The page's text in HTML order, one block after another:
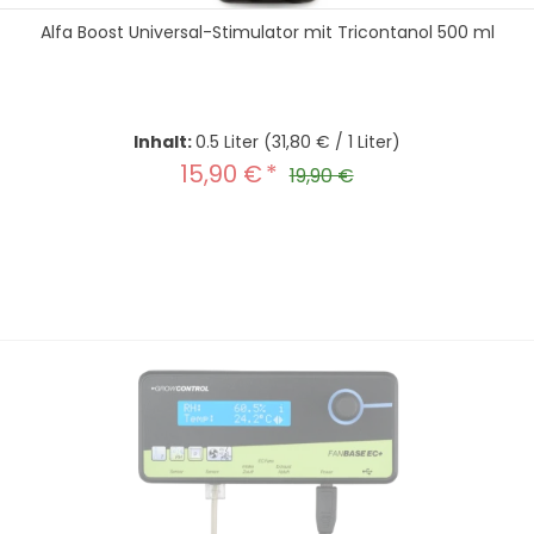
Alfa Boost Universal-Stimulator mit Tricontanol 500 ml
Inhalt:0.5 Liter (31,80 € / 1 Liter)
Verkaufspreis:
15,90 € Regulärer Preis:
19,90 €